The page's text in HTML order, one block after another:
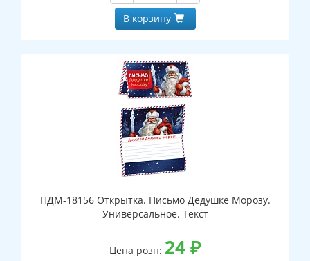
В корзину
ПДМ-18156 Открытка. Письмо Дедушке Морозу.
Универсальное. Текст
Цена розн: 24₽